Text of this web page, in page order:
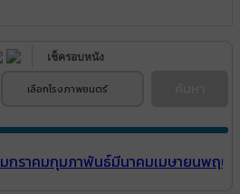
เช็ครอบหนัง
เลือกโรงภาพยนตร์
มกราคมกุมภาพันธ์มีนาคมเมษายนพฤษ